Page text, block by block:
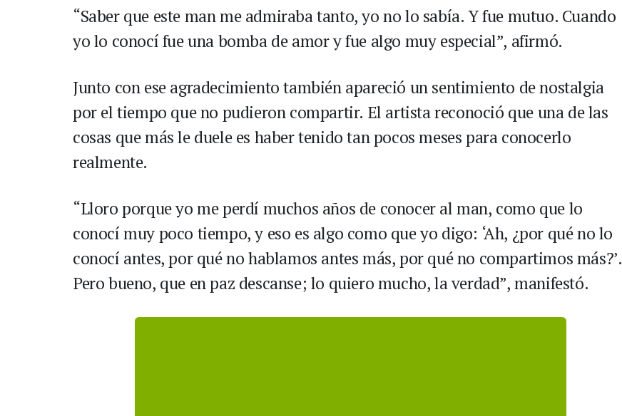
“Saber que este man me admiraba tanto, yo no lo sabía. Y fue mutuo. Cuando
yo lo conocí fue una bomba de amor y fue algo muy especial”, afirmó.
Junto con ese agradecimiento también apareció un sentimiento de nostalgia
por el tiempo que no pudieron compartir. El artista reconoció que una de las
cosas que más le duele es haber tenido tan pocos meses para conocerlo
realmente.
“Lloro porque yo me perdí muchos años de conocer al man, como que lo
conocí muy poco tiempo, y eso es algo como que yo digo: ‘Ah, ¿por qué no lo
conocí antes, por qué no hablamos antes más, por qué no compartimos más?’.
Pero bueno, que en paz descanse; lo quiero mucho, la verdad”, manifestó.